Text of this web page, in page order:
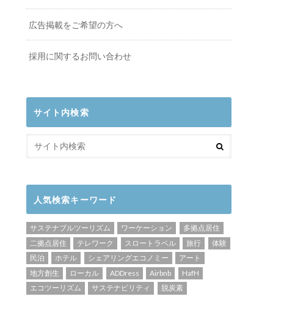
広告掲載をご希望の方へ
採用に関するお問い合わせ
サイト内検索
人気検索キーワード
サステナブルツーリズム ワーケーション
多拠点居住
二拠点居住
テレワーク スロートラベル 旅行
体験
民泊
ホテル シェアリングエコノミー
アート
地方創生
ローカル ADDress Airbnb
HafH
エコツーリズム
サステナビリティ 脱炭素